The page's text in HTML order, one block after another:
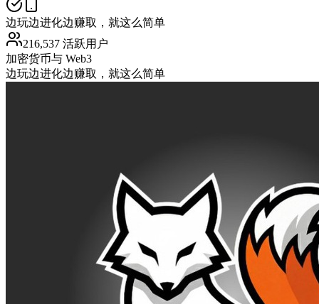
边玩边进化边赚取，就这么简单
216,537 活跃用户
加密货币与 Web3
边玩边进化边赚取，就这么简单